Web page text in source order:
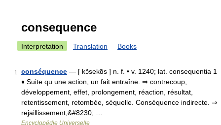
consequence
Interpretation Translation Books
1 conséquence — [ kɔ̃sekɑ̃s ] n. f. • v. 1240; lat. consequentia 1
♦ Suite qu une action, un fait entraîne. ⇒ contrecoup,
développement, effet, prolongement, réaction, résultat,
retentissement, retombée, séquelle. Conséquence indirecte. ⇒
rejaillissement,&#8230; …
Encyclopédie Universelle